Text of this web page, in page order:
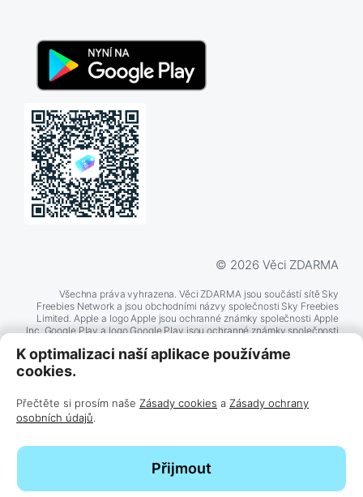
K optimalizaci naší aplikace používáme
cookies.
Přečtěte si prosím naše Zásady cookies a Zásady ochrany
osobních údajů.
Přijmout
© 2026 Věci ZDARMA
Všechna práva vyhrazena. Věci ZDARMA jsou součástí sítě Sky
Freebies Network a jsou obchodními názvy společnosti Sky Freebies
Limited. Apple a logo Apple jsou ochranné známky společnosti Apple
Inc. Google Play a logo Google Play jsou ochranné známky společnosti
být ochrannými známkami příslušných společností.
BĚŽÍ NA
TECHNOLOGII